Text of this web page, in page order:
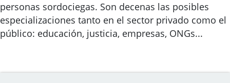
personas sordociegas. Son decenas las posibles
especializaciones tanto en el sector privado como el
público: educación, justicia, empresas, ONGs...